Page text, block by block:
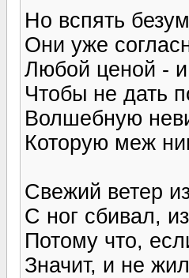
Но вспять
Они уже
Любой ценой -
Чтобы не дать
Волшебную
Которую меж
Свежий ветер
С ног сбивал,
Потому что,
Значит, и не